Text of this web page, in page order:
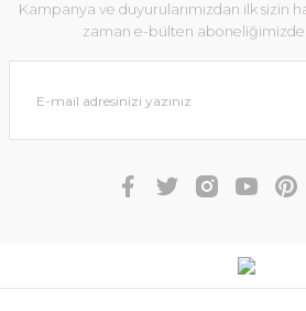
Kampanya ve duyurularımızdan ilk sizin
zaman e-bülten